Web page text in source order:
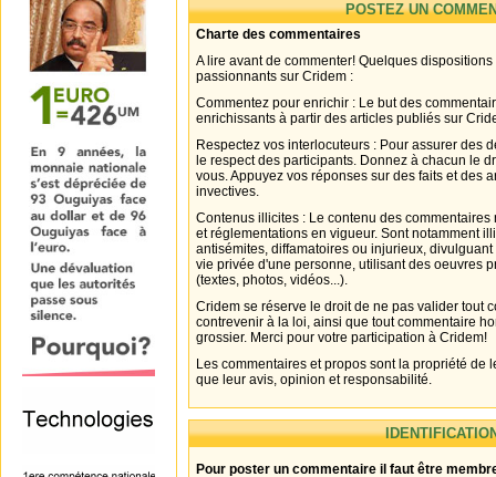
POSTEZ UN
Charte des commentaires
A lire avant de commenter! Quelques
passionnants sur Cridem :
Commentez pour enrichir : Le but des
enrichissants à partir des articles publiés sur
Respectez vos interlocuteurs : Pour assurer des
le respect des participants. Donnez à chacun le
vous. Appuyez vos réponses sur des faits et des
invectives.
Contenus illicites : Le contenu des
et réglementations en vigueur. Sont notamment
antisémites, diffamatoires ou injurieux,
vie privée d'une personne, utilisant des oeuvres
(textes, photos, vidéos...).
Cridem se réserve le droit de ne pas valider tout
contrevenir à la loi, ainsi que tout commentaire
grossier. Merci pour votre participation à Cridem!
Les commentaires et propos sont la propriété de
que leur avis, opinion et responsabilité.
Pour poster un commentaire il faut être